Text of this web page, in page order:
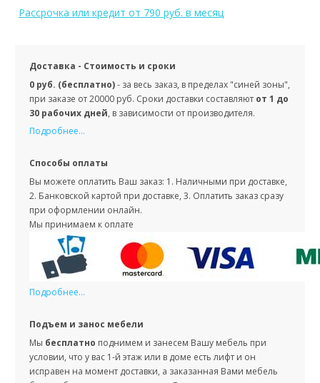
Рассрочка или кредит от 790 руб. в месяц
Доставка - Стоимость и сроки
0 руб. (бесплатно)- за весь заказ, в пределах "синей зоны",
при заказе от 20000 руб. Сроки доставки составляют от 1 до
30 рабочих дней, в зависимости от производителя.
Подробнее...
Способы оплаты
Вы можете оплатить Ваш заказ: 1. Наличными при доставке,
2. Банковской картой при доставке, 3. Оплатить заказ сразу
при оформлении онлайн.
Мы принимаем к оплате
Подробнее...
Подъем и занос мебели
Мы бесплатно поднимем и занесем Вашу мебель при
условии, что у вас 1-й этаж или в доме есть лифт и он
исправен на момент доставки, а заказанная Вами мебель